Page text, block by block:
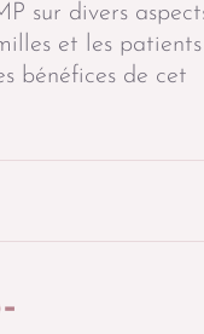
sur divers
et les patients
bénéfices de cet